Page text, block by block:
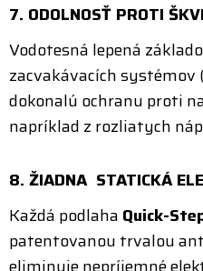
7. ODOLNOSŤ PROTI
Vodotesná lepená
zacvakávacích
dokonalú ochranu proti
napríklad z rozliatych
8. ŽIADNA STATICKÁ
Každá podlaha Quick-
patentovanou trvalou